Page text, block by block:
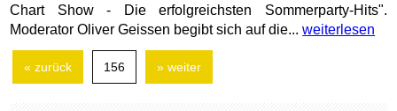
Chart Show - Die erfolgreichsten Sommerparty-Hits".
Moderator Oliver Geissen begibt sich auf die...weiterlesen
« zurück 156 » weiter